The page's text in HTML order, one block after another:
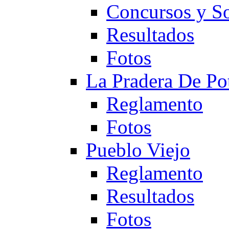
Concursos y
Resultados
Fotos
La Pradera De
Reglamento
Fotos
Pueblo Viejo
Reglamento
Resultados
Fotos